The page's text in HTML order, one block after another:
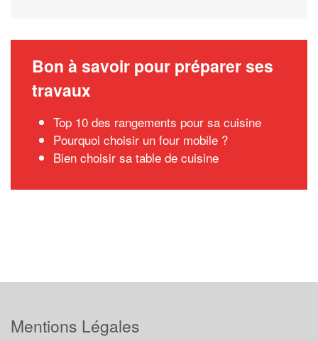
Bon à savoir pour préparer ses
travaux
Top 10 des rangements pour sa cuisine
Pourquoi choisir un four mobile ?
Bien choisir sa table de cuisine
Mentions Légales